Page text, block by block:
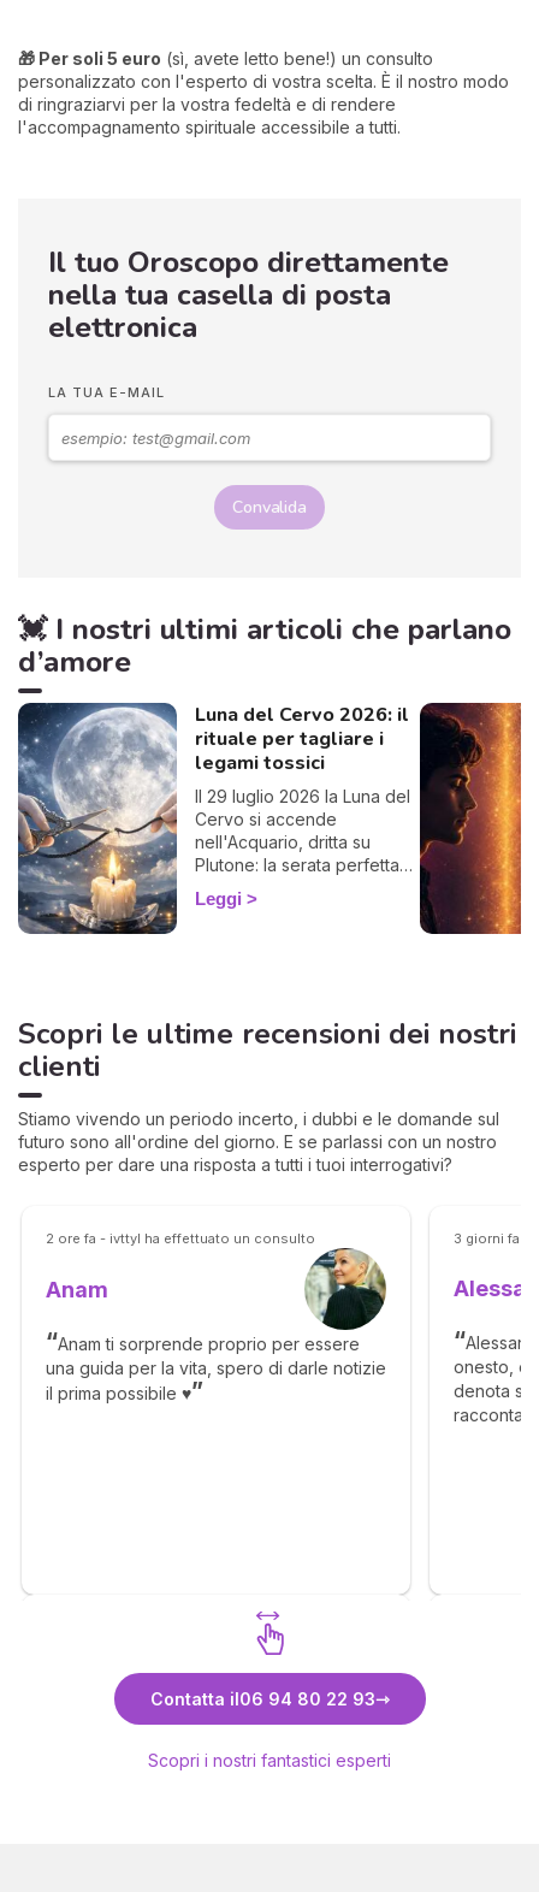
🎁 Per soli 5 euro (sì, avete letto bene!) un consulto
personalizzato con l'esperto di vostra scelta. È il nostro modo
di ringraziarvi per la vostra fedeltà e di rendere
l'accompagnamento spirituale accessibile a tutti.
Il tuo Oroscopo direttamente
nella tua casella di posta
elettronica
LA TUA E-MAIL
Convalida
💓 I nostri ultimi articoli che parlano
d’amore
Luna del Cervo 2026: il
rituale per tagliare i
legami tossici
Il 29 luglio 2026 la Luna del
Cervo si accende
nell'Acquario, dritta su
Plutone: la serata perfetta
per liberarti da un legame
che ti prosciuga.
Leggi
Scopri le ultime recensioni dei nostri
clienti
Stiamo vivendo un periodo incerto, i dubbi e le domande sul
futuro sono all'ordine del giorno. E se parlassi con un nostro
esperto per dare una risposta a tutti i tuoi interrogativi?
2 ore fa - ivttyl ha effettuato un consulto
Anam
Anam ti sorprende proprio per essere
una guida per la vita, spero di darle notizie
il prima possibile ♥️
3 giorni fa -
onesto, e
denota
Contatta il06 94 80 22 93
Scopri i nostri fantastici esperti